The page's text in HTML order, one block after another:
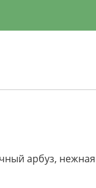
арбуз, нежная